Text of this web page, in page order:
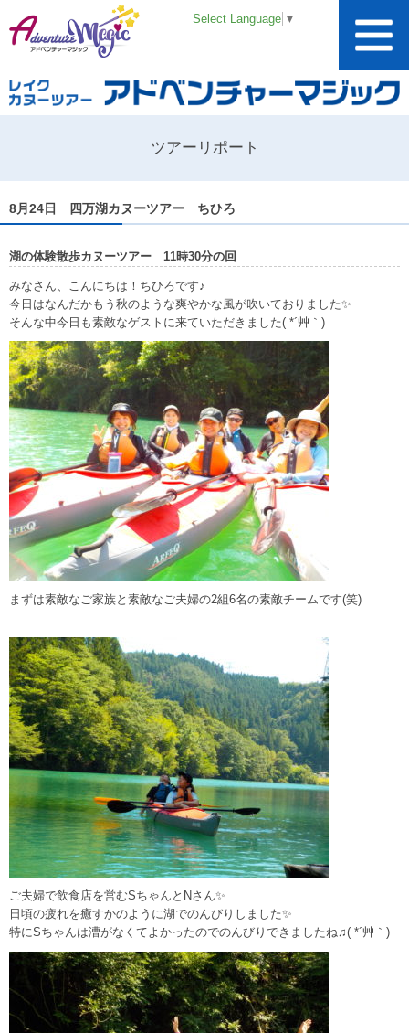
Select Language ▼
ツアーリポート
8月24日 四万湖カヌーツアー ちひろ
湖の体験散歩カヌーツアー 11時30分の回
みなさん、こんにちは！ちひろです♪
今日はなんだかもう秋のような爽やかな風が吹いておりました✨
そんな中今日も素敵なゲストに来ていただきました( *´艸｀)
まずは素敵なご家族と素敵なご夫婦の2組6名の素敵チームです(笑)
ご夫婦で飲食店を営むSちゃんとNさん✨
日頃の疲れを癒すかのように湖でのんびりしました✨
特にSちゃんは漕がなくてよかったのでのんびりできましたね♫( *´艸｀)